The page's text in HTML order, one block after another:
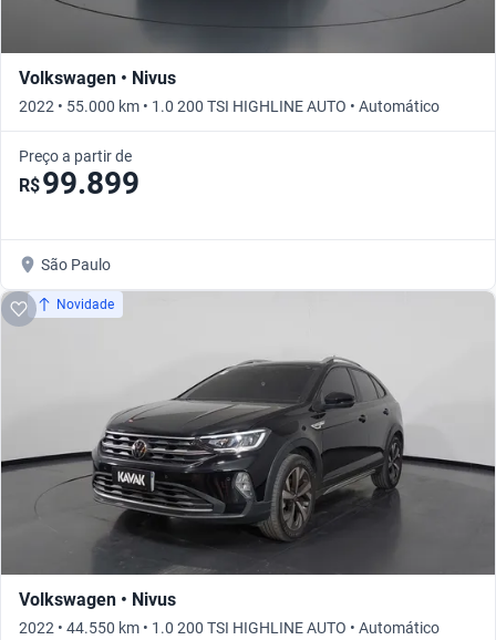
Volkswagen • Nivus
2022 • 55.000 km • 1.0 200 TSI HIGHLINE AUTO • Automático
Preço a partir de
R$99.899
São Paulo
Novidade
Volkswagen • Nivus
2022 • 44.550 km • 1.0 200 TSI HIGHLINE AUTO • Automático